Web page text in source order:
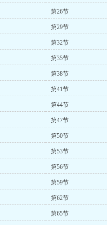
第26节
第29节
第32节
第35节
第38节
第41节
第44节
第47节
第50节
第53节
第56节
第59节
第62节
第65节